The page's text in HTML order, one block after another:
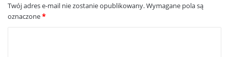
Twój adres e-mail nie zostanie opublikowany.Wymagane pola są
oznaczone*